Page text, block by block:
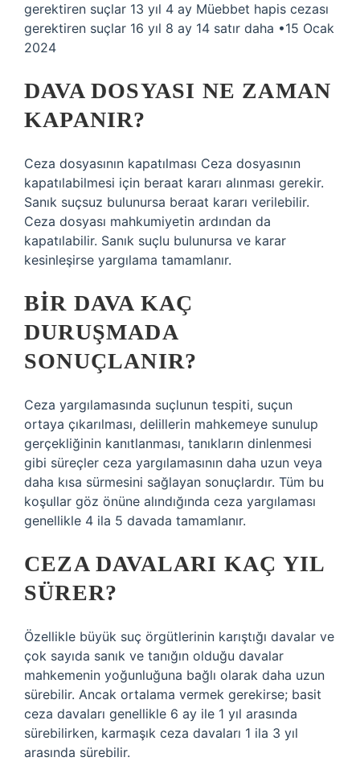
gerektiren suçlar 13 yıl 4 ay Müebbet hapis cezası
gerektiren suçlar 16 yıl 8 ay 14 satır daha •15 Ocak
2024
DAVA DOSYASI NE ZAMAN
KAPANIR?
Ceza dosyasının kapatılması Ceza dosyasının
kapatılabilmesi için beraat kararı alınması gerekir.
Sanık suçsuz bulunursa beraat kararı verilebilir.
Ceza dosyası mahkumiyetin ardından da
kapatılabilir. Sanık suçlu bulunursa ve karar
kesinleşirse yargılama tamamlanır.
BIR DAVA KAÇ
DURUŞMADA
SONUÇLANIR?
Ceza yargılamasında suçlunun tespiti, suçun
ortaya çıkarılması, delillerin mahkemeye sunulup
gerçekliğinin kanıtlanması, tanıkların dinlenmesi
gibi süreçler ceza yargılamasının daha uzun veya
daha kısa sürmesini sağlayan sonuçlardır. Tüm bu
koşullar göz önüne alındığında ceza yargılaması
genellikle 4 ila 5 davada tamamlanır.
CEZA DAVALARI KAÇ YIL
SÜRER?
Özellikle büyük suç örgütlerinin karıştığı davalar ve
çok sayıda sanık ve tanığın olduğu davalar
mahkemenin yoğunluğuna bağlı olarak daha uzun
sürebilir. Ancak ortalama vermek gerekirse; basit
ceza davaları genellikle 6 ay ile 1 yıl arasında
sürebilirken, karmaşık ceza davaları 1 ila 3 yıl
arasında sürebilir.